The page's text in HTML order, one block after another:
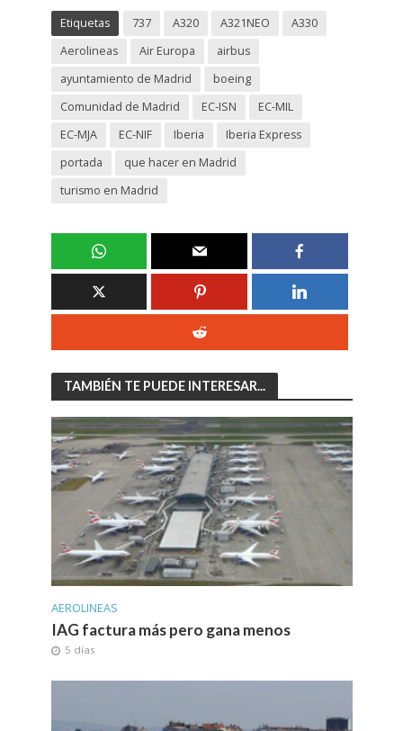
Etiquetas 737 A320 A321NEO
A330
Aerolineas
Air Europa
airbus
ayuntamiento de Madrid
boeing
Comunidad de Madrid
EC-ISN
EC-MIL
EC-MJA
EC-NIF Iberia
Iberia Express
portada
que hacer en Madrid
turismo en Madrid
TAMBIÉN TE PUEDE INTERESAR...
AEROLINEAS
IAG factura más pero gana menos
5 días